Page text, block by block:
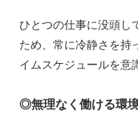
ひとつの仕事に没頭し
ため、常に冷静さを持
イムスケジュールを意
◎無理なく働ける環境